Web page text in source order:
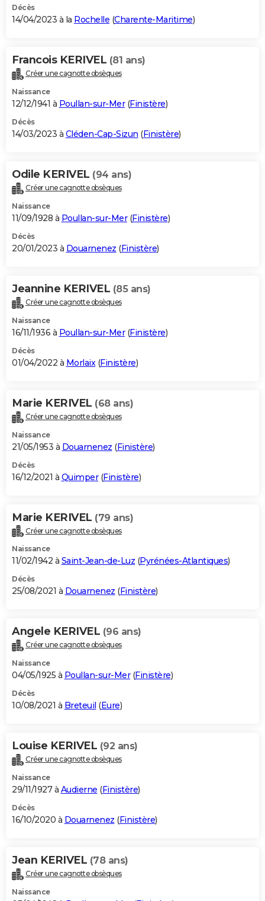
Décès
14/04/2023 à la Rochelle (Charente-Maritime)
Francois KERIVEL (81 ans)
Créer une cagnotte obsèques
Naissance
12/12/1941 à Poullan-sur-Mer(Finistère)
Décès
14/03/2023 à Cléden-Cap-Sizun (Finistère)
Odile KERIVEL (94 ans)
Créer une cagnotte obsèques
Naissance
11/09/1928 à Poullan-sur-Mer(Finistère)
Décès
20/01/2023 à Douarnenez (Finistère)
Jeannine KERIVEL (85 ans)
Créer une cagnotte obsèques
Naissance
16/11/1936 à Poullan-sur-Mer(Finistère)
Décès
01/04/2022 à Morlaix(Finistère)
Marie KERIVEL (68 ans)
Créer une cagnotte obsèques
Naissance
21/05/1953 à Douarnenez (Finistère)
Décès
16/12/2021 à Quimper(Finistère)
Marie KERIVEL (79 ans)
Créer une cagnotte obsèques
Naissance
11/02/1942 à Saint-Jean-de-Luz (Pyrénées-Atlantiques)
Décès
25/08/2021 à Douarnenez (Finistère)
Angele KERIVEL (96 ans)
Créer une cagnotte obsèques
Naissance
04/05/1925 à Poullan-sur-Mer(Finistère)
Décès
10/08/2021 à Breteuil (Eure)
Louise KERIVEL (92 ans)
Créer une cagnotte obsèques
Naissance
29/11/1927 à Audierne (Finistère)
Décès
16/10/2020 à Douarnenez (Finistère)
Jean KERIVEL (78 ans)
Créer une cagnotte obsèques
Naissance